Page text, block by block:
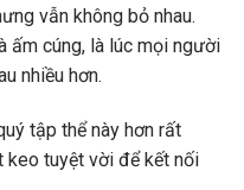
vẫn không bỏ nhau.
ấm cúng, là lúc mọi người
nhiều hơn.
tập thể này hơn rất
keo tuyệt vời để kết nối